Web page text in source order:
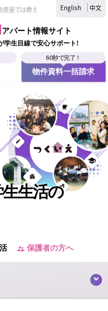
屋では教えてくれない、筑波大生なら
English 中文
アパート情報サイト
学生目線で安心サポート!
60秒で完了！
物件資料一括請求
生活の
supervisor_account 保護者の方へ